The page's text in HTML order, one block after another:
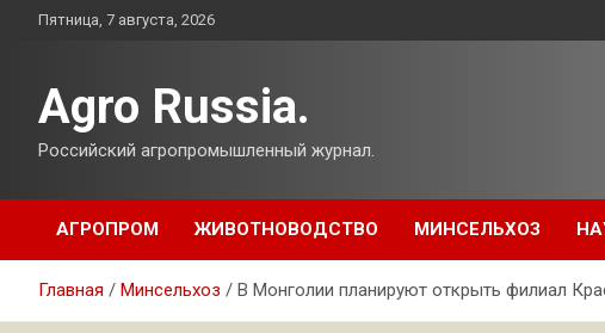
ПерейтиПятница, 7 августа, 2026
Agro Russia.
Российский агропромышленный журнал.
АГРОПРОМ ЖИВОТНОВОДСТВО МИНСЕЛЬХОЗ
Главная Минсельхоз В Монголии планируют открыть филиал